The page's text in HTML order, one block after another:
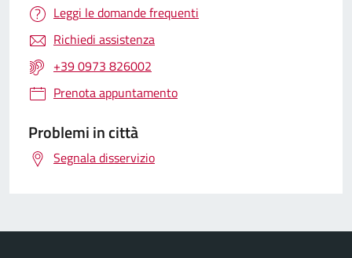
Leggi le domande frequenti
Richiedi assistenza
+39 0973 826002
Prenota appuntamento
Problemi in città
Segnala disservizio